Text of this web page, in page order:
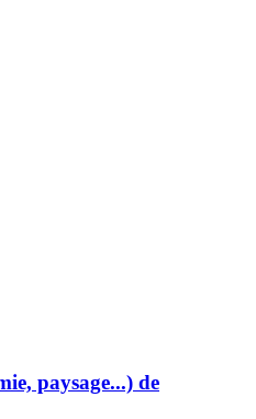
paysage...) de